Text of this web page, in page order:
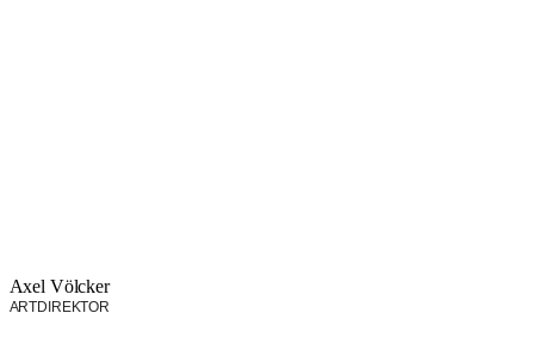
Axel Völcker
ARTDIREKTOR